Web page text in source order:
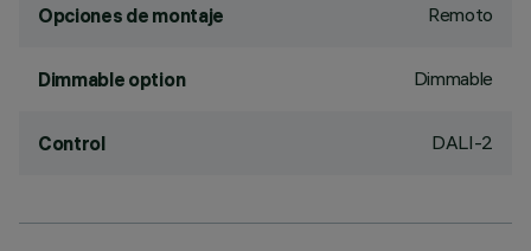
Opciones de montaje Remoto
Dimmable option Dimmable
Control DALI-2